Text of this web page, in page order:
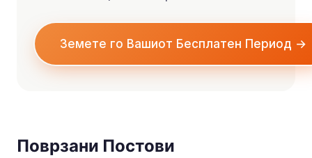
Земете го Вашиот Бесплатен Период →
Поврзани Постови